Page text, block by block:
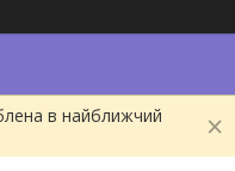
в найближчий